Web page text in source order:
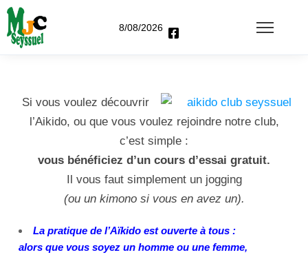
8/08/2026
Si vous voulez découvrir
l’Aikido, ou que vous voulez rejoindre notre club,
c’est simple :
vous bénéficiez d’un cours d’essai gratuit.
Il vous faut simplement un jogging
(ou un kimono si vous en avez un).
La pratique de l’Aïkido est ouverte à tous :
alors que vous soyez un homme ou une femme,